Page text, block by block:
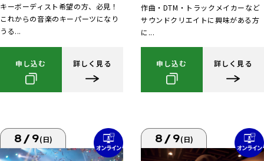
キーボーディスト希望の方、必見！
これからの音楽のキーパーツになり
うる...
申し込む 詳しく見る
作曲・DTM・トラックメイカーなど
サウンドクリエイトに興味がある方
に...
申し込む 詳しく見る
8/9(日) 8/9(日)